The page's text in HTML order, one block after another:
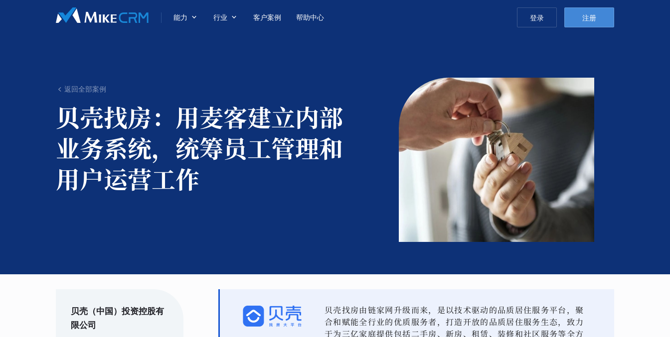
能力  行业  客户案例 帮助中心 登录 注册
 返回全部案例
贝壳找房： 用麦客建立内部
业务系统，统筹员工管理和
用户运营工作
贝壳（中国）投资控股有
限公司
贝壳找房由链家网升级而来，是以技术驱动的品质居住服务平台，聚
合和赋能全行业的优质服务者，打造开放的品质居住服务生态，致力
于为三亿家庭提供包括二手房、新房、租赁、装修和社区服务等全方